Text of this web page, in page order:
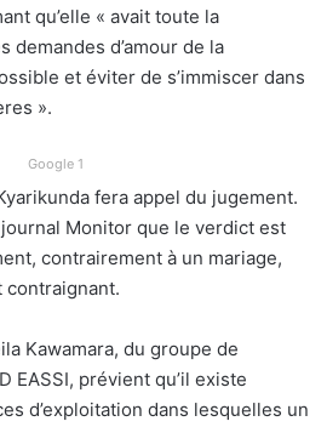
qu’elle « avait toute la
d’amour de la
et éviter de s’immiscer dans
».
Google 1
fera appel du jugement.
Monitor que le verdict est
contrairement à un mariage,
contraignant.
Kawamara, du groupe de
EASSI, prévient qu’il existe
d’exploitation dans lesquelles un